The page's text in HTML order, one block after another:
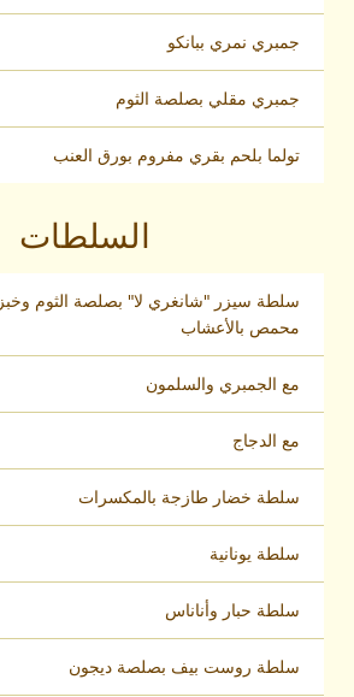
جمبري نمري ببانكو
جمبري مقلي بصلصة الثوم
تولما بلحم بقري مفروم بورق العنب
السلطات
سلطة سيزر "شانغري لا" بصلصة الثوم وخبز
محمص بالأعشاب
مع الجمبري والسلمون
مع الدجاج
سلطة خضار طازجة بالمكسرات
سلطة يونانية
سلطة حبار وأناناس
سلطة روست بيف بصلصة ديجون